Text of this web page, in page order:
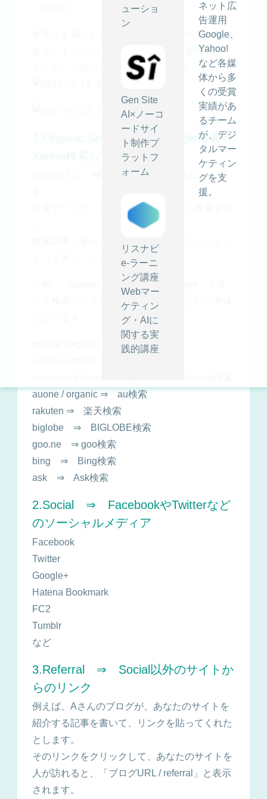
ューショ
ン
Gen Site
AI×ノーコ
ードサイ
ト制作プ
ラットフ
ォーム
リスナビ
e-ラーニ
ング講座
Webマー
ケティン
グ・AIに
関する実
践的講座
ネット広
告運用
Google、
Yahoo!
など各媒
体から多
くの受賞
実績があ
るチーム
が、デジ
タルマー
ケティン
グを支
援。
参照元を調べたいときは、集客レポートの中に
ある「すべてのトラフィック」⇒「参照元/メ
ディア」の順でクリックしてください。
1.Organic Search ⇒ Google検索や
Yahoo検索などの検索
organicとは、検索エンジン経由で訪れた人で
検索サイトで、キーワードを入力して検索を行
どって来た、ということになります。
（例）「google / organic」＝「Google」を使
って検索した人がサイトを訪れた、という意味
google / organic ⇒ Google検索
auone / organic ⇒ au検索
rakuten ⇒ 楽天検索
biglobe ⇒ BIGLOBE検索
goo.ne ⇒ goo検索
bing ⇒ Bing検索
ask ⇒ Ask検索
2.Social ⇒ FacebookやTwitterなど
のソーシャルメディア
Facebook
Twitter
Google+
Hatena Bookmark
FC2
Tumblr
など
3.Referral ⇒ Social以外のサイトか
らのリンク
例えば、Aさんのブログが、あなたのサイトを
紹介する記事を書いて、リンクを貼ってくれた
とします。
そのリンクをクリックして、あなたのサイトを
人が訪れると、「ブログURL / referral」と表示
されます。